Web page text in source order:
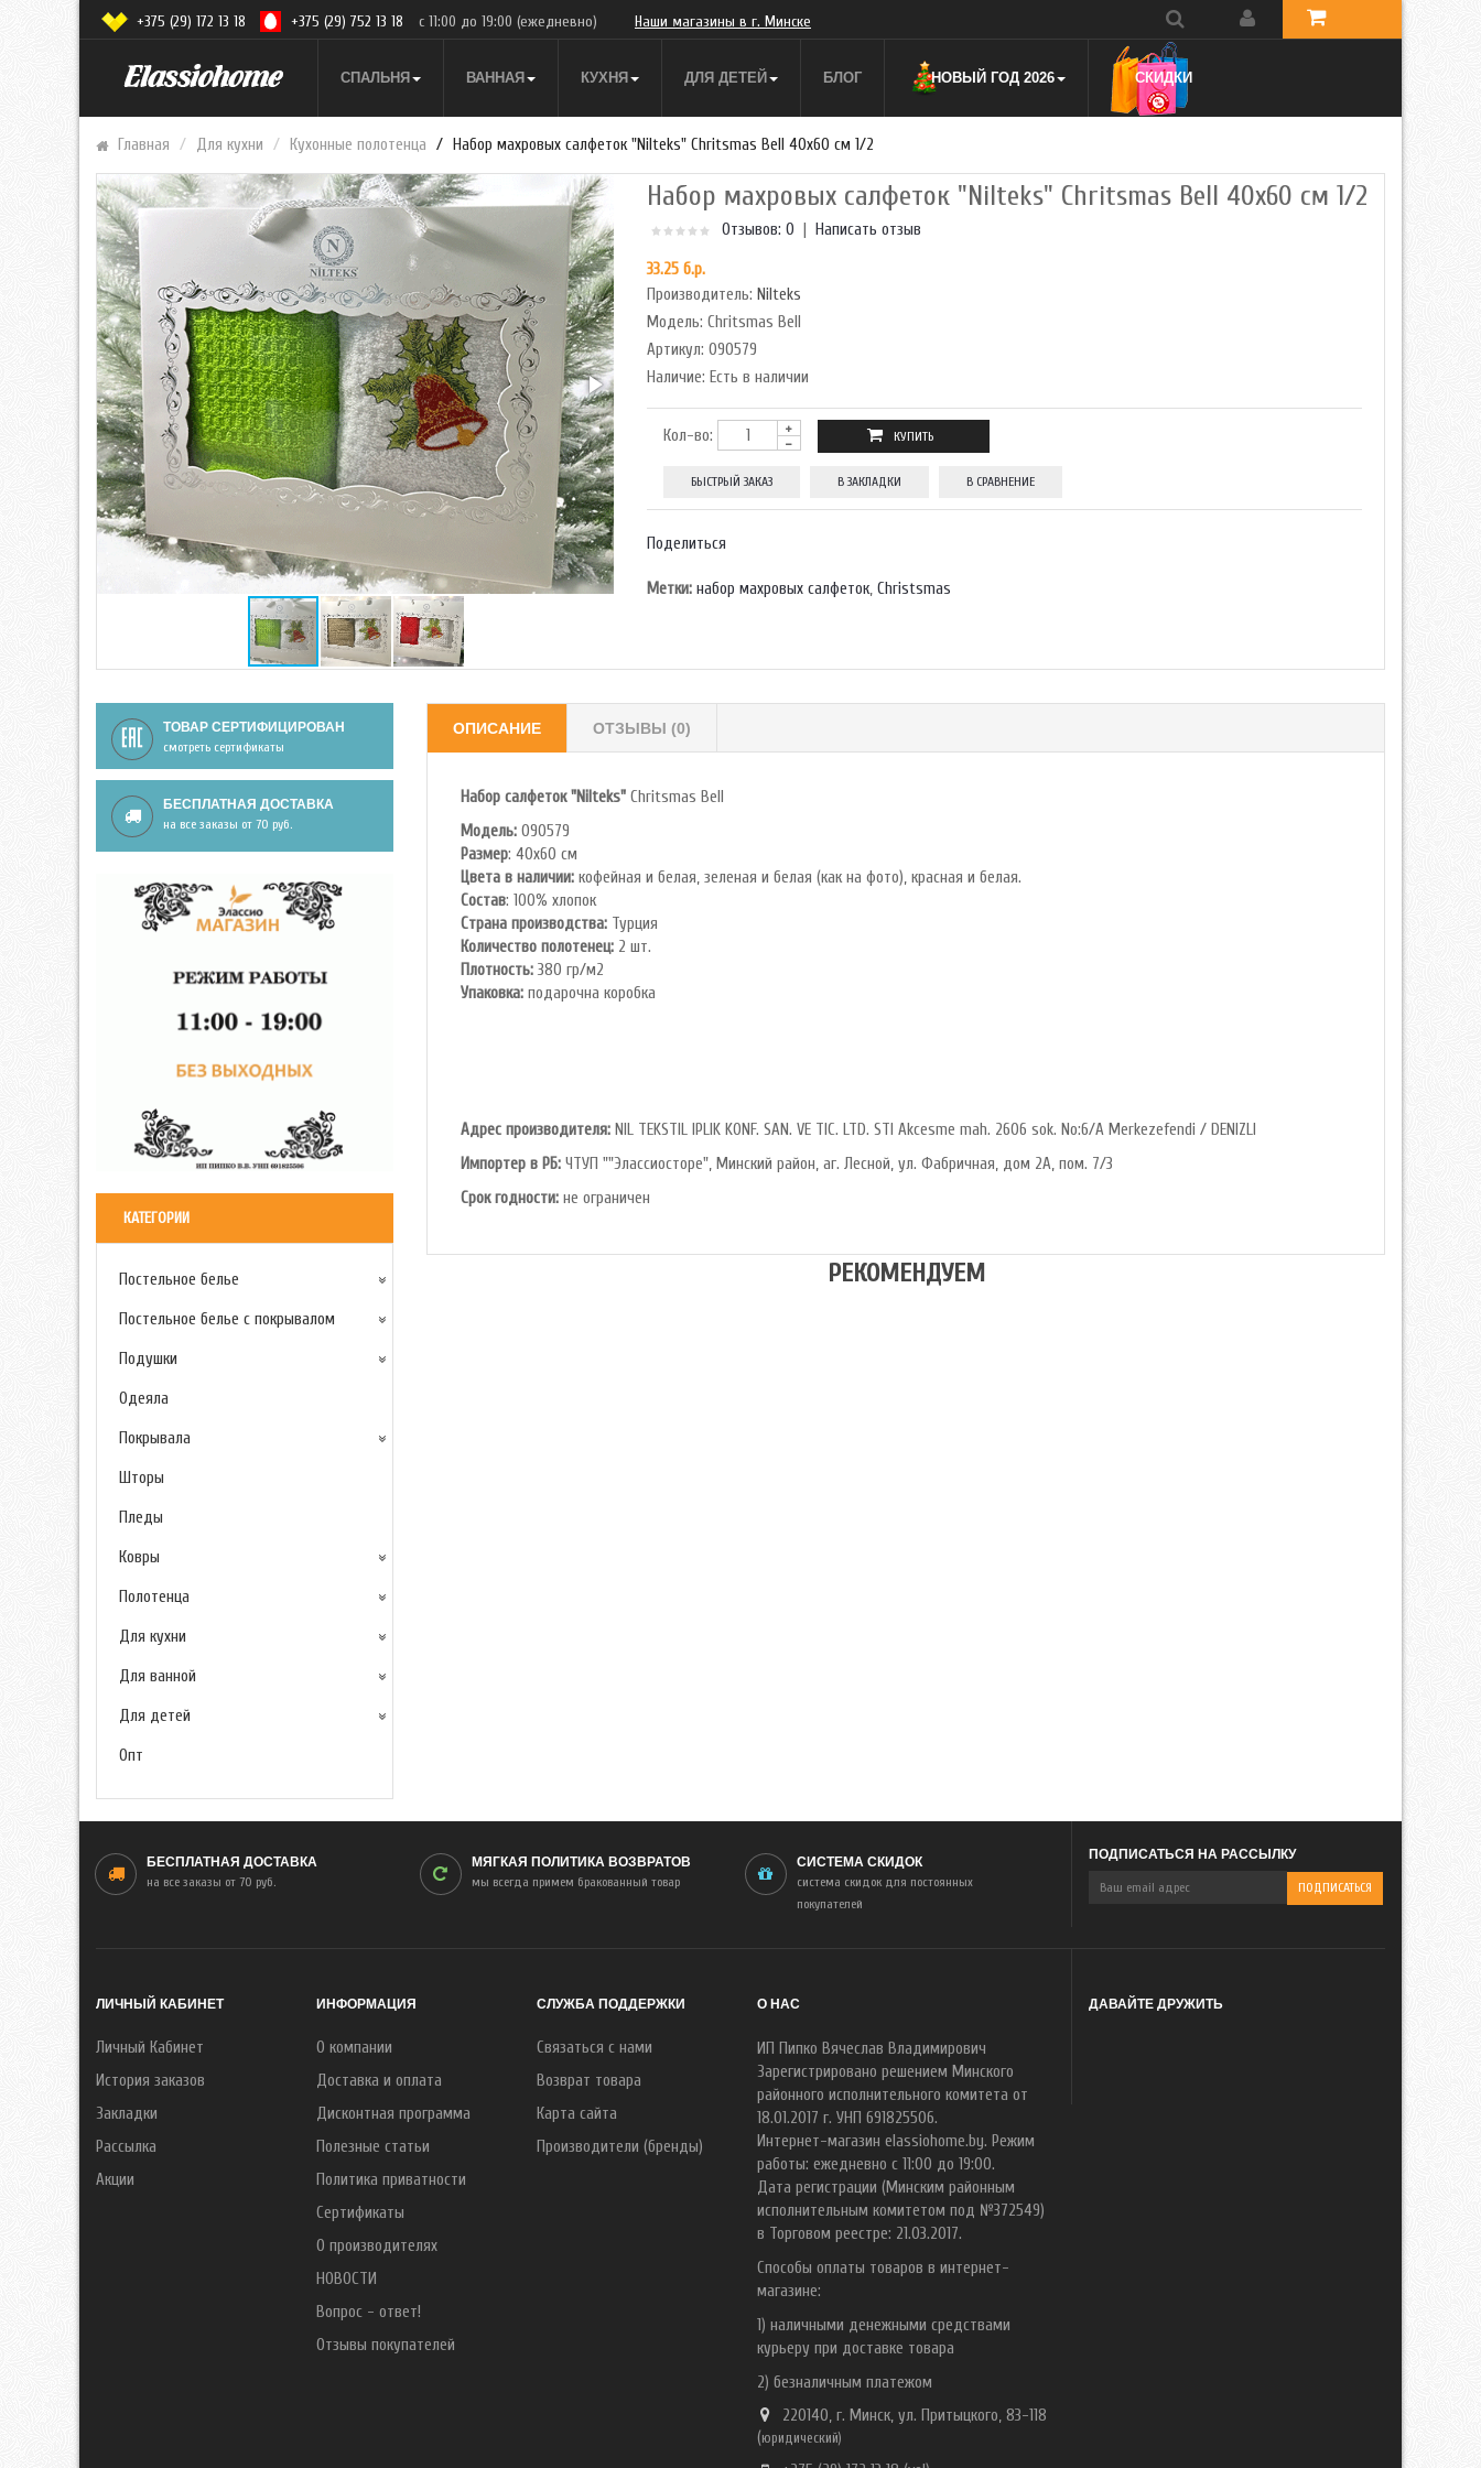
СПАЛЬНЯ ВАННАЯ КУХНЯ ДЛЯ ДЕТЕЙ БЛОГ НОВЫЙ ГОД 2026 СКИДКИ
+375 (29) 172 13 18 +375 (29) 752 13 18 с 11:00 до 19:00 (ежедневно) Наши магазины в г. Минске
Главная Для кухни Кухонные полотенца Набор махровых салфеток "Nilteks" Chritsmas Bell 40x60 см 1/2
Набор махровых салфеток "Nilteks" Chritsmas Bell 40x60 см 1/2
Отзывов: 0 Написать отзыв
33.25 б.р.
Производитель: Nilteks
Модель: Chritsmas Bell
Артикул:090579
Наличие: Есть в наличии
Кол-во:
БЫСТРЫЙ ЗАКАЗ В ЗАКЛАДКИ В СРАВНЕНИЕ
Поделиться
Метки: набор махровых салфеток,Christsmas
ТОВАР СЕРТИФИЦИРОВАН
смотреть сертификаты
БЕСПЛАТНАЯ ДОСТАВКА
на все заказы от 70 руб.
КАТЕГОРИИ
Постельное белье
Постельное белье с покрывалом
Подушки
Одеяла
Покрывала
Шторы
Пледы
Ковры
Полотенца
Для кухни
Для ванной
Для детей
Опт
ОПИСАНИЕ ОТЗЫВЫ (0)
Набор салфеток "Nilteks" Chritsmas Bell
Модель: 090579
Размер: 40x60 см
Цвета в наличии: кофейная и белая, зеленая и белая (как на фото), красная и белая.
Состав: 100% хлопок
Страна производства: Турция
Количество полотенец: 2 шт.
Плотность: 380 гр/м2
Упаковка: подарочна коробка
Адрес производителя: NIL TEKSTIL IPLIK KONF. SAN. VE TIC. LTD. STI Akcesme mah. 2606 sok. No:6/A Merkezefendi / DENIZLI
Импортер в РБ: ЧТУП ""Элассиосторе", Минский район, аг. Лесной, ул. Фабричная, дом 2А, пом. 7/3
Срок годности: не ограничен
РЕКОМЕНДУЕМ
БЕСПЛАТНАЯ ДОСТАВКА
на все заказы от 70 руб.
МЯГКАЯ ПОЛИТИКА ВОЗВРАТОВ
мы всегда примем бракованный товар
СИСТЕМА СКИДОК
система скидок для постоянных
покупателей
ПОДПИСАТЬСЯ НА РАССЫЛКУ
ЛИЧНЫЙ КАБИНЕТ
Личный Кабинет
История заказов
Закладки
Рассылка
Акции
ИНФОРМАЦИЯ
О компании
Доставка и оплата
Дисконтная программа
Полезные статьи
Политика приватности
Сертификаты
О производителях
НОВОСТИ
Вопрос - ответ!
Отзывы покупателей
СЛУЖБА ПОДДЕРЖКИ
Связаться с нами
Возврат товара
Карта сайта
Производители (бренды)
О НАС
ИП Пипко Вячеслав Владимирович
Зарегистрировано решением Минского
районного исполнительного комитета от
18.01.2017 г. УНП 691825506.
Интернет-магазин elassiohome.by. Режим
работы: ежедневно с 11:00 до 19:00.
Дата регистрации (Минским районным
исполнительным комитетом под №372549)
в Торговом реестре: 21.03.2017.
Способы оплаты товаров в интернет-
магазине:
1) наличными денежными средствами
курьеру при доставке товара
2) безналичным платежом
220140, г. Минск, ул. Притыцкого, 83-118
(юридический)
ДАВАЙТЕ ДРУЖИТЬ